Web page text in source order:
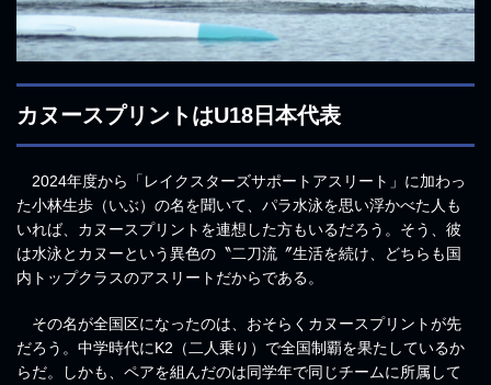
カヌースプリントはU18日本代表
2024年度から「レイクスターズサポートアスリート」に加わっ
た小林生歩（いぶ）の名を聞いて、パラ水泳を思い浮かべた人も
いれば、カヌースプリントを連想した方もいるだろう。そう、彼
は水泳とカヌーという異色の〝二刀流〞生活を続け、どちらも国
内トップクラスのアスリートだからである。
その名が全国区になったのは、おそらくカヌースプリントが先
だろう。中学時代にK2（二人乗り）で全国制覇を果たしているか
らだ。しかも、ペアを組んだのは同学年で同じチームに所属して